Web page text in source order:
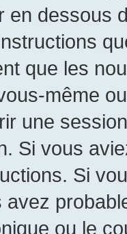
en dessous
que les
même
une
Si vous
Si
avez
ou le